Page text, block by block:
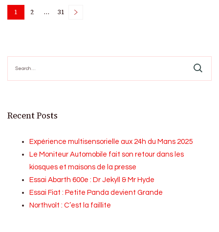
Posts
Page
1 Page
2 … Page
31
for:
Recent Posts
Expérience multisensorielle aux 24h du Mans 2025
Le Moniteur Automobile fait son retour dans les
kiosques et maisons de la presse
Essai Abarth 600e : Dr Jekyll & Mr Hyde
Essai Fiat : Petite Panda devient Grande
Northvolt : C’est la faillite